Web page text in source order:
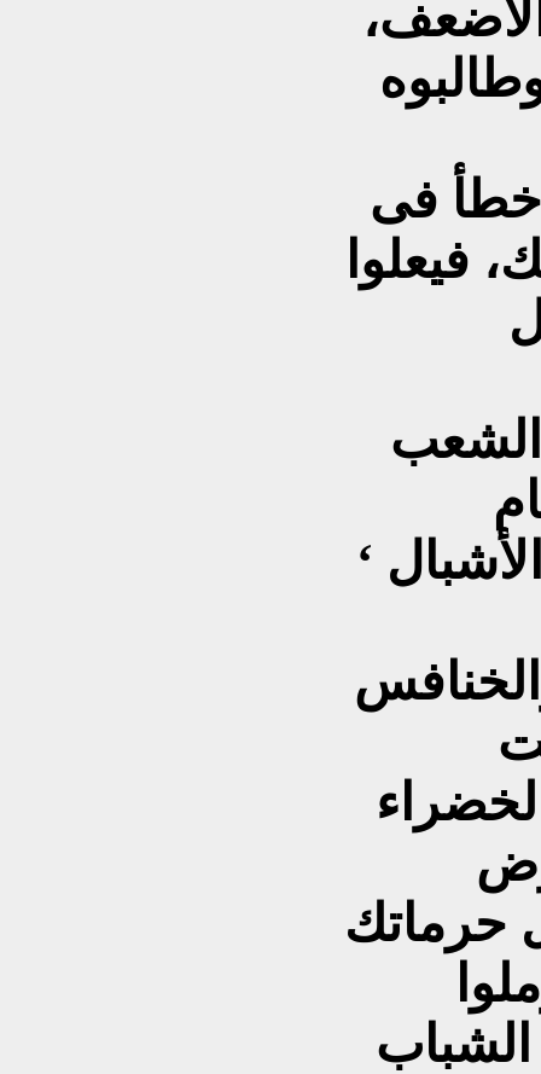
أخطأ فى
فيعلوا
الشعب
حرماتك
الشباب